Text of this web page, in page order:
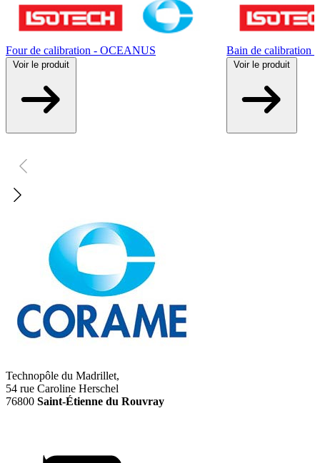
Four de calibration - OCEANUS
Voir le produit
Bain de calibration
Voir le produit
Technopôle du Madrillet,
54 rue Caroline Herschel
76800 Saint-Étienne du Rouvray